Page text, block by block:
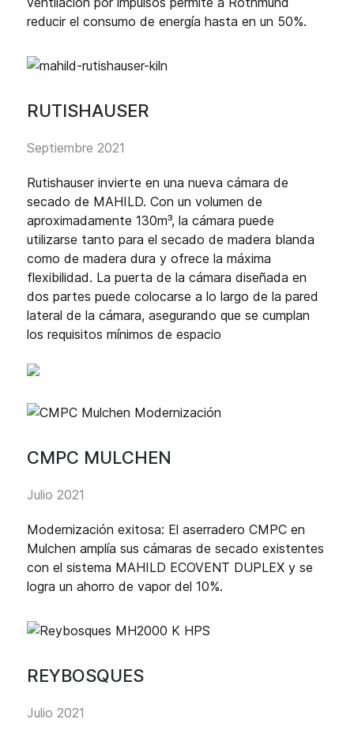
reducir el consumo de energía hasta en un 50%.
RUTISHAUSER
Septiembre 2021
Rutishauser invierte en una nueva cámara de
secado de MAHILD. Con un volumen de
aproximadamente 130m³, la cámara puede
utilizarse tanto para el secado de madera blanda
como de madera dura y ofrece la máxima
flexibilidad. La puerta de la cámara diseñada en
dos partes puede colocarse a lo largo de la pared
lateral de la cámara, asegurando que se cumplan
los requisitos mínimos de espacio
CMPC MULCHEN
Julio 2021
Modernización exitosa: El aserradero CMPC en
Mulchen amplía sus cámaras de secado existentes
con el sistema MAHILD ECOVENT DUPLEX y se
logra un ahorro de vapor del 10%.
REYBOSQUES
Julio 2021